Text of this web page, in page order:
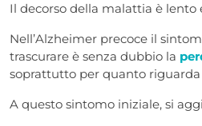
Il decorso della malattia è lento
Nell’Alzheimer precoce il
trascurare è senza dubbio la
soprattutto per quanto riguarda
A questo sintomo iniziale, si